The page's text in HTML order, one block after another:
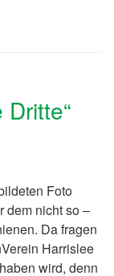
Foto
dem nicht so –
Da fragen
Harrislee
wird, denn